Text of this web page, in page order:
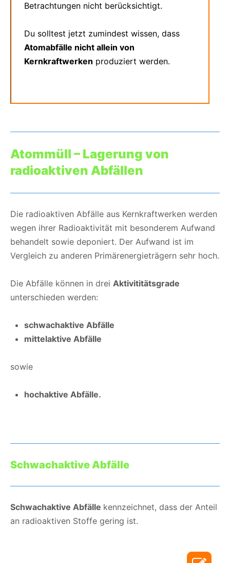
Betrachtungen nicht berücksichtigt.
Du solltest jetzt zumindest wissen, dass
Atomabfälle nicht allein von
Kernkraftwerken produziert werden.
Atommüll – Lagerung von
radioaktiven Abfällen
Die radioaktiven Abfälle aus Kernkraftwerken werden
wegen ihrer Radioaktivität mit besonderem Aufwand
behandelt sowie deponiert. Der Aufwand ist im
Vergleich zu anderen Primärenergieträgern sehr hoch.
Die Abfälle können in drei Aktivititätsgrade
unterschieden werden:
schwachaktive Abfälle
mittelaktive Abfälle
sowie
hochaktive Abfälle.
Schwachaktive Abfälle
Schwachaktive Abfälle kennzeichnet, dass der Anteil
an radioaktiven Stoffe gering ist.